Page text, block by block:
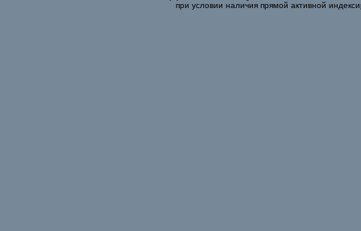
при условии наличия прямой активной